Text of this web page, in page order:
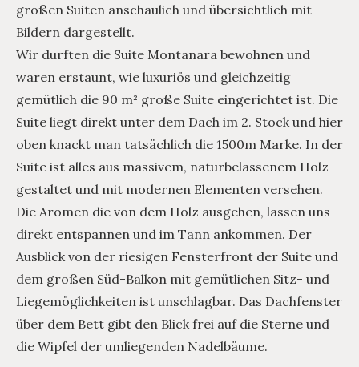
großen Suiten anschaulich und übersichtlich mit
Bildern dargestellt.
Wir durften die Suite Montanara bewohnen und
waren erstaunt, wie luxuriös und gleichzeitig
gemütlich die 90 m² große Suite eingerichtet ist. Die
Suite liegt direkt unter dem Dach im 2. Stock und hier
oben knackt man tatsächlich die 1500m Marke. In der
Suite ist alles aus massivem, naturbelassenem Holz
gestaltet und mit modernen Elementen versehen.
Die Aromen die von dem Holz ausgehen, lassen uns
direkt entspannen und im Tann ankommen. Der
Ausblick von der riesigen Fensterfront der Suite und
dem großen Süd-Balkon mit gemütlichen Sitz- und
Liegemöglichkeiten ist unschlagbar. Das Dachfenster
über dem Bett gibt den Blick frei auf die Sterne und
die Wipfel der umliegenden Nadelbäume.